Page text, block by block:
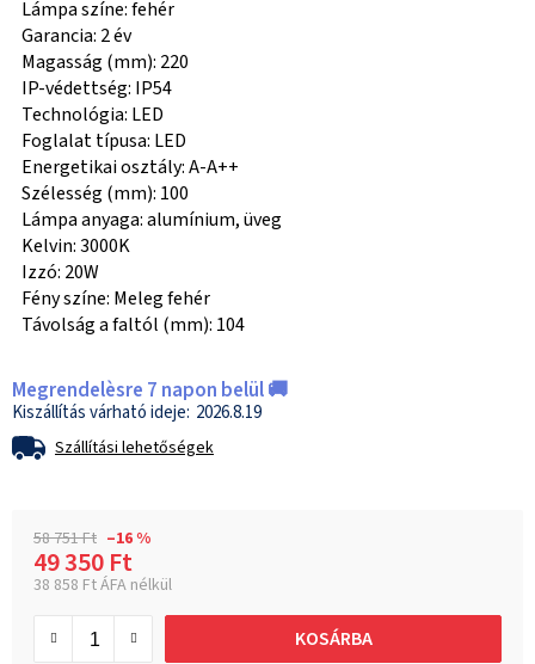
Lámpa színe: fehér
Garancia: 2 év
Magasság (mm): 220
IP-védettség: IP54
Technológia: LED
Foglalat típusa: LED
Energetikai osztály: A-A++
Szélesség (mm): 100
Lámpa anyaga: alumínium, üveg
Kelvin: 3000K
Izzó: 20W
Fény színe: Meleg fehér
Távolság a faltól (mm): 104
Megrendelèsre 7 napon belül 🚚
2026.8.19
Szállítási lehetőségek
58 751 Ft –16 %
49 350 Ft
38 858 Ft ÁFA nélkül
KOSÁRBA